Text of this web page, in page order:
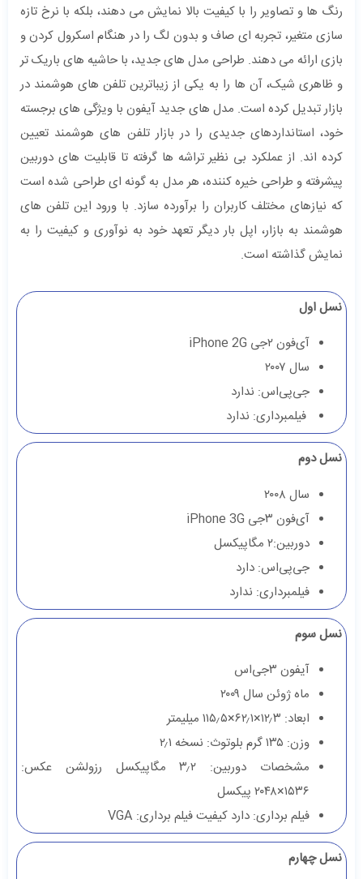
رنگ ‌ها و تصاویر را با کیفیت بالا نمایش می ‌دهند، بلکه با نرخ تازه‌
سازی متغیر، تجربه‌ ای صاف و بدون لگ را در هنگام اسکرول کردن و
بازی ارائه می ‌دهند. طراحی مدل‌ های جدید، با حاشیه‌ های باریک‌ تر
و ظاهری شیک، آن ‌ها را به یکی از زیباترین تلفن ‌های هوشمند در
بازار تبدیل کرده است. مدل ‌های جدید آیفون با ویژگی ‌های برجسته‌
خود، استانداردهای جدیدی را در بازار تلفن ‌های هوشمند تعیین
کرده ‌اند. از عملکرد بی‌ نظیر تراشه‌ ها گرفته تا قابلیت ‌های دوربین
پیشرفته و طراحی خیره‌ کننده، هر مدل به گونه ‌ای طراحی شده است
که نیازهای مختلف کاربران را برآورده سازد. با ورود این تلفن ‌های
هوشمند به بازار، اپل بار دیگر تعهد خود به نوآوری و کیفیت را به
نمایش گذاشته است.
نسل اول
آی‌فون ۲جی iPhone 2G
سال ۲۰۰۷
جی‌پی‌اس: ندارد
فیلمبرداری: ندارد
نسل دوم
سال ۲۰۰۸
آی‌فون ۳جی iPhone 3G
دوربین:۲ مگاپیکسل
جی‌پی‌اس: دارد
فیلمبرداری: ندارد
نسل سوم
آیفون ۳جی‌اس
ماه ژوئن سال ۲۰۰۹
ابعاد: ۱۲٫۳×۶۲٫۱×۱۱۵٫۵ میلیمتر
وزن: ۱۳۵ گرم بلوتوث: نسخه ۲٫۱
مشخصات دوربین: ۳٫۲ مگاپیکسل رزولشن عکس:
۱۵۳۶×۲۰۴۸ پیکسل
فیلم برداری: دارد کیفیت فیلم برداری: VGA
نسل چهارم